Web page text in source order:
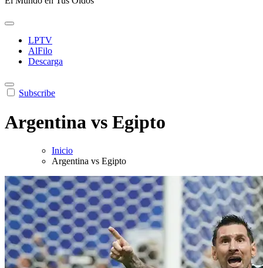
LPTV
AlFilo
Descarga
Subscribe
Argentina vs Egipto
Inicio
Argentina vs Egipto